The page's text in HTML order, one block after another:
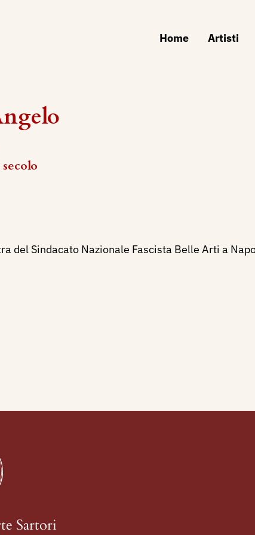
Home Artisti
del Sindacato Nazionale Fascista Belle Arti a
Sartori